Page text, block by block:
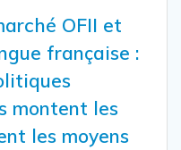
OFII et
française :
montent les
les moyens